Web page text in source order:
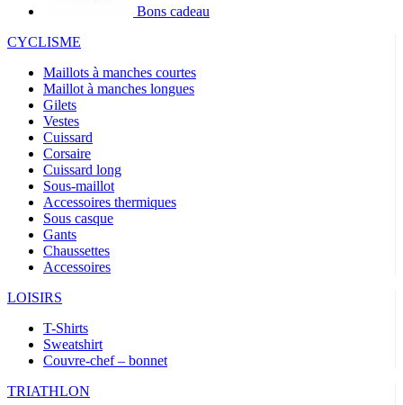
Bons cadeau
CYCLISME
Maillots à manches courtes
Maillot à manches longues
Gilets
Vestes
Cuissard
Corsaire
Cuissard long
Sous-maillot
Accessoires thermiques
Sous casque
Gants
Chaussettes
Accessoires
LOISIRS
T-Shirts
Sweatshirt
Couvre-chef – bonnet
TRIATHLON